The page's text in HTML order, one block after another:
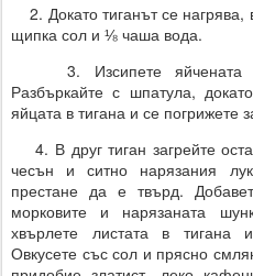
2. Докато тиганът се нагрява,
щипка сол и ⅛ чаша вода.
3. Изсипете яйчената
Разбъркайте с шпатула,
яйцата в тигана и се погрижете
4. В друг тиган загрейте
чесън и ситно нарязания
престане да е твърд.
морковите и нарязаната
хвърлете листата в тигана
Овкусете със сол и прясно